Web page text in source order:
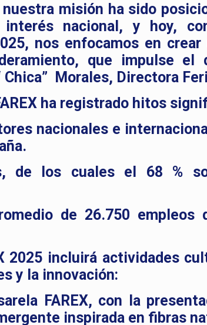
nuestra misión ha sido
nacional, y hoy,
nos enfocamos en
que impulse el
Chica” Morales, Directora
ha registrado hitos
nacionales e
de los cuales el 68 %
de 26.750
2025 incluirá actividades
y la innovación:
FAREX, con la
inspirada en fibras